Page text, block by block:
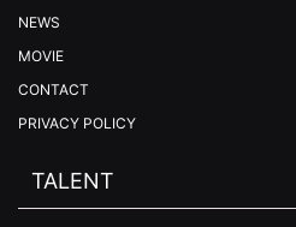
NEWS
MOVIE
CONTACT
PRIVACY POLICY
TALENT